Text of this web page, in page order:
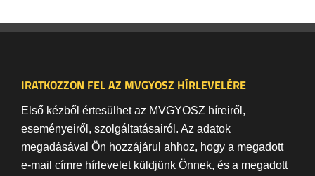
IRATKOZZON FEL AZ MVGYOSZ HÍRLEVELÉRE
Első kézből értesülhet az MVGYOSZ híreiről,
eseményeiről, szolgáltatásairól. Az adatok
megadásával Ön hozzájárul ahhoz, hogy a megadott
e-mail címre hírlevelet küldjünk Önnek, és a megadott